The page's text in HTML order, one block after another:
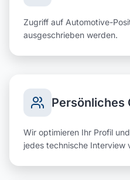
Zugriff auf Automotive-
ausgeschrieben werden.
Persönliches
Wir optimieren Ihr Profil
jedes technische Interview